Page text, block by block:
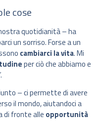
cose
quotidianità – ha
un sorriso. Forse a un
cambiarci la vita. Mi
per ciò che abbiamo e
– ci permette di avere
il mondo, aiutandoci a
di fronte alle opportunità